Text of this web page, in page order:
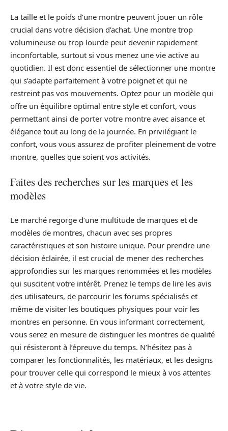
La taille et le poids d’une montre peuvent jouer un rôle
crucial dans votre décision d’achat. Une montre trop
volumineuse ou trop lourde peut devenir rapidement
inconfortable, surtout si vous menez une vie active au
quotidien. Il est donc essentiel de sélectionner une montre
qui s’adapte parfaitement à votre poignet et qui ne
restreint pas vos mouvements. Optez pour un modèle qui
offre un équilibre optimal entre style et confort, vous
permettant ainsi de porter votre montre avec aisance et
élégance tout au long de la journée. En privilégiant le
confort, vous vous assurez de profiter pleinement de votre
montre, quelles que soient vos activités.
Faites des recherches sur les marques et les
modèles
Le marché regorge d’une multitude de marques et de
modèles de montres, chacun avec ses propres
caractéristiques et son histoire unique. Pour prendre une
décision éclairée, il est crucial de mener des recherches
approfondies sur les marques renommées et les modèles
qui suscitent votre intérêt. Prenez le temps de lire les avis
des utilisateurs, de parcourir les forums spécialisés et
même de visiter les boutiques physiques pour voir les
montres en personne. En vous informant correctement,
vous serez en mesure de distinguer les montres de qualité
qui résisteront à l’épreuve du temps. N’hésitez pas à
comparer les fonctionnalités, les matériaux, et les designs
pour trouver celle qui correspond le mieux à vos attentes
et à votre style de vie.